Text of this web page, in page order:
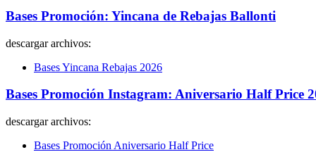
Bases Promoción: Yincana de Rebajas Ballonti
descargar archivos:
Bases Yincana Rebajas 2026
Bases Promoción Instagram: Aniversario Half Price
descargar archivos:
Bases Promoción Aniversario Half Price